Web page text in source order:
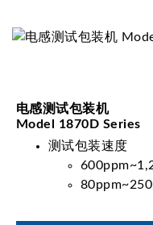
电感测试包装机
Model 1870D Series
测试包装速度